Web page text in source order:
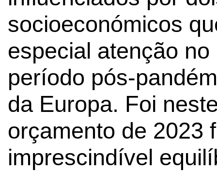
socioeconómicos
especial atenção
período pós-
da Europa. Foi
orçamento de 2023
imprescindível